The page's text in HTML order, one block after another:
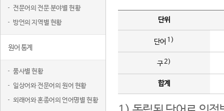
전문어의 전문 분야별 현황
방언의 지역별 현황
원어 통계
품사별 현황
일상어와 전문어의 원어 현황
외래어와 혼종어의 언어명별 현황
단위
단어 1)
구2)
합계